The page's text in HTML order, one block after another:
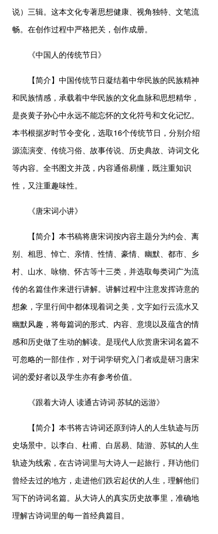
说）三辑。这本文化专著思想健康、视角独特、文笔流
畅。在创作过程中严格把关，创作成册。
《中国人的传统节日》
【简介】中国传统节日凝结着中华民族的民族精神
和民族情感，承载着中华民族的文化血脉和思想精华，
是炎黄子孙心中永远不能忘怀的文化符号和文化记忆。
本书根据岁时节令变化，选取16个传统节日，分别介绍
源流演变、传统习俗、故事传说、历史典故、诗词文化
等内容。全书图文并茂，内容通俗易懂，既注重知识
性，又注重趣味性。
《唐宋词小讲》
【简介】本书稿将唐宋词按内容主题分为约会、离
别、相思、悼亡、亲情、性情、豪情、幽默、都市、乡
村、山水、咏物、怀古等十三类，并选取每类词广为流
传的名篇佳作来进行讲解。讲解过程中注意发挥诗意的
想象，字里行间中都体现着词之美，文字如行云流水又
幽默风趣，将每篇词的形式、内容、意境以及蕴含的情
感和历史做了生动的解读。是现代人欣赏唐宋词名篇不
可忽略的一部佳作，对于词学研究入门者或是研习唐宋
词的爱好者以及学生亦有参考价值。
《跟着大诗人 读通古诗词·苏轼的远游》
【简介】本书将古诗词还原到诗人的人生轨迹与历
史场景中。以李白、杜甫、白居易、陆游、苏轼的人生
轨迹为线索，在古诗词里与大诗人一起旅行，拜访他们
曾经去过的地方，走进他们跌宕起伏的人生，理解他们
写下的诗词名篇。从大诗人的真实历史故事里，准确地
理解古诗词里的每一首经典篇目。